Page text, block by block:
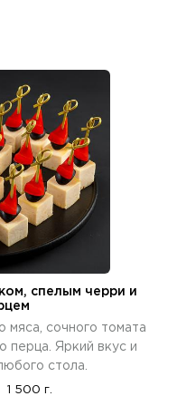
спелым черри и
мяса, сочного томата
перца. Яркий вкус и
стола.
1 500 г.